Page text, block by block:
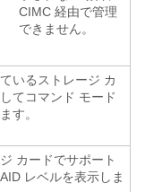
CIMC 経由で管理
できません。
いるストレージ カ
てコマンド モード
す。
カードでサポート
レベルを表示しま